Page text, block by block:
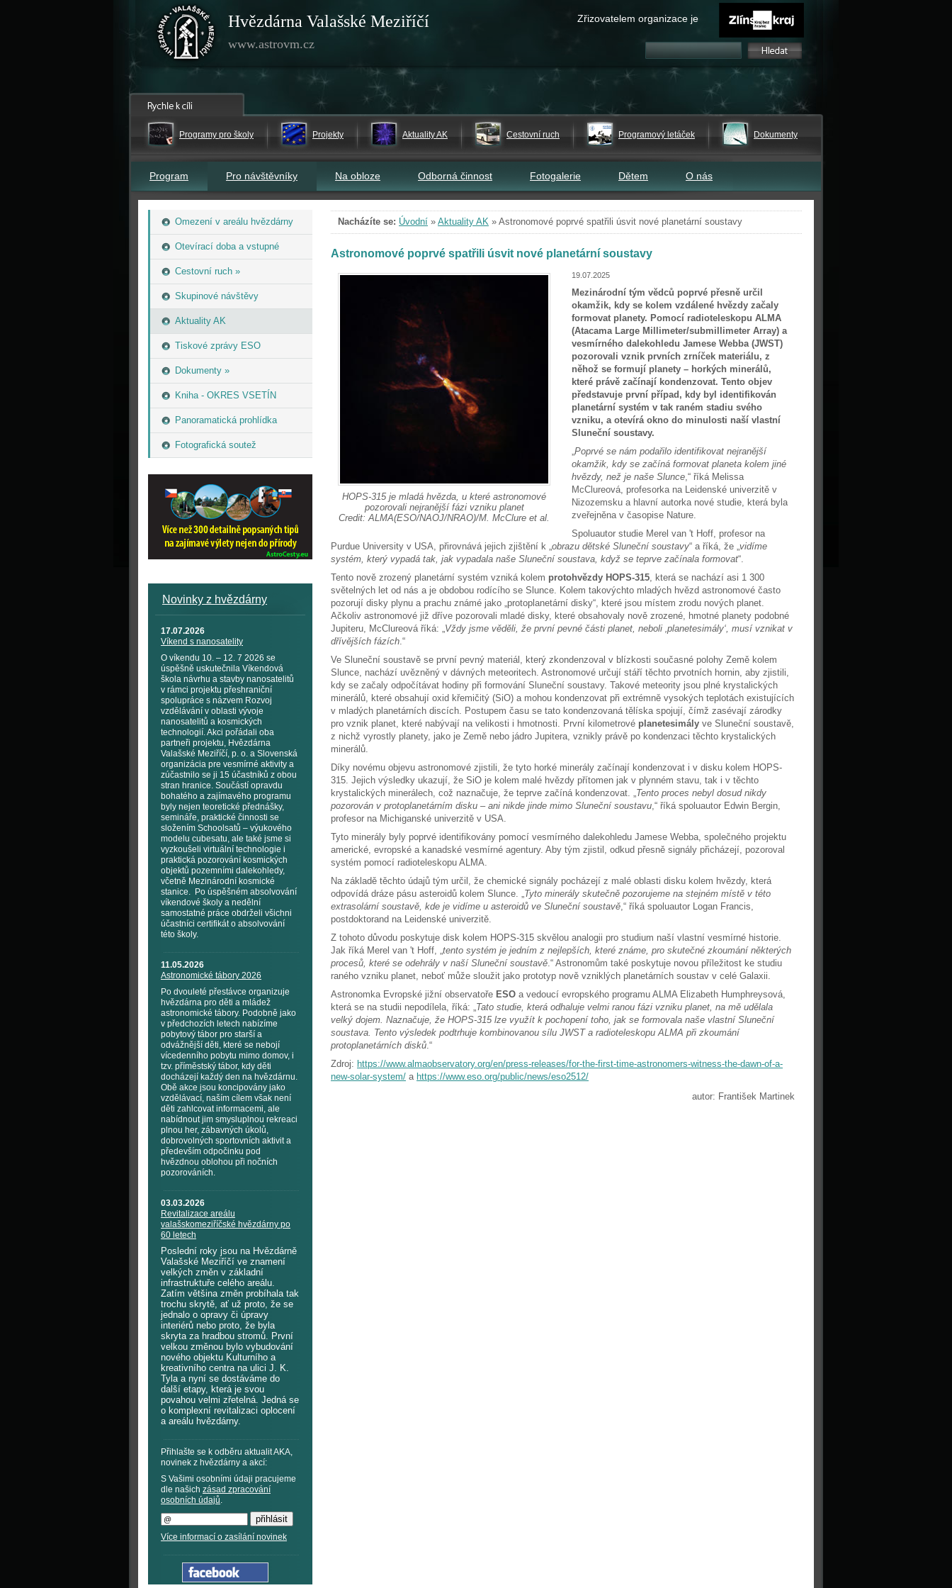
Hvězdárna Valašské Meziříčí
www.astrovm.cz
Zřizovatelem organizace je
Programy pro školy Projekty Aktuality AK Cestovní ruch Programový letáček Dokumenty
Program Pro návštěvníky Na obloze Odborná činnost Fotogalerie Dětem O nás
Omezení v areálu hvězdárny
Otevírací doba a vstupné
Cestovní ruch »
Skupinové návštěvy
Aktuality AK
Tiskové zprávy ESO
Dokumenty »
Kniha - OKRES VSETÍN
Panoramatická prohlídka
Fotografická soutež
Novinky z hvězdárny
17.07.2026
Víkend s nanosatelity
O víkendu 10. – 12. 7 2026 se
úspěšně uskutečnila Víkendová
škola návrhu a stavby nanosatelitů
v rámci projektu přeshraniční
spolupráce s názvem Rozvoj
vzdělávání v oblasti vývoje
nanosatelitů a kosmických
technologií. Akci pořádali oba
partneři projektu, Hvězdárna
Valašské Meziříčí, p. o. a Slovenská
organizácia pre vesmírné aktivity a
zúčastnilo se ji 15 účastníků z obou
stran hranice. Součástí opravdu
bohatého a zajímavého programu
byly nejen teoretické přednášky,
semináře, praktické činnosti se
složením Schoolsatů – výukového
modelu cubesatu, ale také jsme si
vyzkoušeli virtuální technologie i
praktická pozorování kosmických
objektů pozemními dalekohledy,
včetně Mezinárodní kosmické
stanice. Po úspěšném absolvování
víkendové školy a nedělní
samostatné práce obdrželi všichni
účastníci certifikát o absolvování
této školy.
11.05.2026
Astronomické tábory 2026
Po dvouleté přestávce organizuje
hvězdárna pro děti a mládež
astronomické tábory. Podobně jako
v předchozích letech nabízíme
pobytový tábor pro starší a
odvážnější děti, které se nebojí
vícedenního pobytu mimo domov, i
tzv. příměstský tábor, kdy děti
docházejí každý den na hvězdárnu.
Obě akce jsou koncipovány jako
vzdělávací, naším cílem však není
děti zahlcovat informacemi, ale
nabídnout jim smysluplnou rekreaci
plnou her, zábavných úkolů,
dobrovolných sportovních aktivit a
především odpočinku pod
hvězdnou oblohou při nočních
pozorováních.
03.03.2026
Revitalizace areálu
valašskomeziříčské hvězdárny po
60 letech
Poslední roky jsou na Hvězdárně
Valašské Meziříčí ve znamení
velkých změn v základní
infrastruktuře celého areálu.
Zatím většina změn probíhala tak
trochu skrytě, ať už proto, že se
jednalo o opravy či úpravy
interiérů nebo proto, že byla
skryta za hradbou stromů. První
velkou změnou bylo vybudování
nového objektu Kulturního a
kreativního centra na ulici J. K.
Tyla a nyní se dostáváme do
další etapy, která je svou
povahou velmi zřetelná. Jedná se
o komplexní revitalizaci oplocení
a areálu hvězdárny.
Přihlašte se k odběru aktualit AKA,
novinek z hvězdárny a akcí:
S Vašimi osobními údaji pracujeme
dle našich zásad zpracování
osobních údajů.
Více informací o zasílání novinek
Nacházíte se: Úvodní » Aktuality AK » Astronomové poprvé spatřili úsvit nové planetární soustavy
Astronomové poprvé spatřili úsvit nové planetární soustavy
19.07.2025
HOPS-315 je mladá hvězda, u které astronomové
pozorovali nejranější fázi vzniku planet
Credit: ALMA(ESO/NAOJ/NRAO)/M. McClure et al.
Mezinárodní tým vědců poprvé přesně určil
okamžik, kdy se kolem vzdálené hvězdy začaly
formovat planety. Pomocí radioteleskopu ALMA
(Atacama Large Millimeter/submillimeter Array) a
vesmírného dalekohledu Jamese Webba (JWST)
pozorovali vznik prvních zrníček materiálu, z
něhož se formují planety – horkých minerálů,
které právě začínají kondenzovat. Tento objev
představuje první případ, kdy byl identifikován
planetární systém v tak raném stadiu svého
vzniku, a otevírá okno do minulosti naší vlastní
Sluneční soustavy.
„Poprvé se nám podařilo identifikovat nejranější
okamžik, kdy se začíná formovat planeta kolem jiné
hvězdy, než je naše Slunce,“ říká Melissa
McClureová, profesorka na Leidenské univerzitě v
Nizozemsku a hlavní autorka nové studie, která byla
zveřejněna v časopise Nature.
Spoluautor studie Merel van 't Hoff, profesor na
Purdue University v USA, přirovnává jejich zjištění k „obrazu dětské Sluneční soustavy“ a říká, že „vidíme
systém, který vypadá tak, jak vypadala naše Sluneční soustava, když se teprve začínala formovat“.
Tento nově zrozený planetární systém vzniká kolem protohvězdy HOPS-315, která se nachází asi 1 300
světelných let od nás a je obdobou rodícího se Slunce. Kolem takovýchto mladých hvězd astronomové často
pozorují disky plynu a prachu známé jako „protoplanetární disky“, které jsou místem zrodu nových planet.
Ačkoliv astronomové již dříve pozorovali mladé disky, které obsahovaly nově zrozené, hmotné planety podobné
Jupiteru, McClureová říká: „Vždy jsme věděli, že první pevné části planet, neboli ‚planetesimály‘, musí vznikat v
dřívějších fázích.“
Ve Sluneční soustavě se první pevný materiál, který zkondenzoval v blízkosti současné polohy Země kolem
Slunce, nachází uvězněný v dávných meteoritech. Astronomové určují stáří těchto prvotních hornin, aby zjistili,
kdy se začaly odpočítávat hodiny při formování Sluneční soustavy. Takové meteority jsou plné krystalických
minerálů, které obsahují oxid křemičitý (SiO) a mohou kondenzovat při extrémně vysokých teplotách existujících
v mladých planetárních discích. Postupem času se tato kondenzovaná tělíska spojují, čímž zasévají zárodky
pro vznik planet, které nabývají na velikosti i hmotnosti. První kilometrové planetesimály ve Sluneční soustavě,
z nichž vyrostly planety, jako je Země nebo jádro Jupitera, vznikly právě po kondenzaci těchto krystalických
minerálů.
Díky novému objevu astronomové zjistili, že tyto horké minerály začínají kondenzovat i v disku kolem HOPS-
315. Jejich výsledky ukazují, že SiO je kolem malé hvězdy přítomen jak v plynném stavu, tak i v těchto
krystalických minerálech, což naznačuje, že teprve začíná kondenzovat. „Tento proces nebyl dosud nikdy
pozorován v protoplanetárním disku – ani nikde jinde mimo Sluneční soustavu,“ říká spoluautor Edwin Bergin,
profesor na Michiganské univerzitě v USA.
Tyto minerály byly poprvé identifikovány pomocí vesmírného dalekohledu Jamese Webba, společného projektu
americké, evropské a kanadské vesmírné agentury. Aby tým zjistil, odkud přesně signály přicházejí, pozoroval
systém pomocí radioteleskopu ALMA.
Na základě těchto údajů tým určil, že chemické signály pocházejí z malé oblasti disku kolem hvězdy, která
odpovídá dráze pásu asteroidů kolem Slunce. „Tyto minerály skutečně pozorujeme na stejném místě v této
extrasolární soustavě, kde je vidíme u asteroidů ve Sluneční soustavě,“ říká spoluautor Logan Francis,
postdoktorand na Leidenské univerzitě.
Z tohoto důvodu poskytuje disk kolem HOPS-315 skvělou analogii pro studium naší vlastní vesmírné historie.
Jak říká Merel van 't Hoff, „tento systém je jedním z nejlepších, které známe, pro skutečné zkoumání některých
procesů, které se odehrály v naší Sluneční soustavě.“ Astronomům také poskytuje novou příležitost ke studiu
raného vzniku planet, neboť může sloužit jako prototyp nově vzniklých planetárních soustav v celé Galaxii.
Astronomka Evropské jižní observatoře ESO a vedoucí evropského programu ALMA Elizabeth Humphreysová,
která se na studii nepodílela, říká: „Tato studie, která odhaluje velmi ranou fázi vzniku planet, na mě udělala
velký dojem. Naznačuje, že HOPS-315 lze využít k pochopení toho, jak se formovala naše vlastní Sluneční
soustava. Tento výsledek podtrhuje kombinovanou sílu JWST a radioteleskopu ALMA při zkoumání
protoplanetárních disků.“
Zdroj: https://www.almaobservatory.org/en/press-releases/for-the-first-time-astronomers-witness-the-dawn-of-a-
new-solar-system/ a https://www.eso.org/public/news/eso2512/
autor: František Martinek